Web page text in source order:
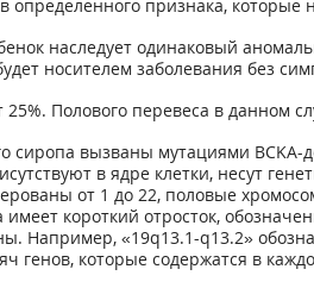
признака,
наследует одинаковый
носителем заболевания без
25%. Полового перевеса в данном
сиропа вызваны мутациями
в ядре клетки, несут
от 1 до 22, половые
короткий отросток,
Например, «19q13.1-q13.2»
которые содержатся в